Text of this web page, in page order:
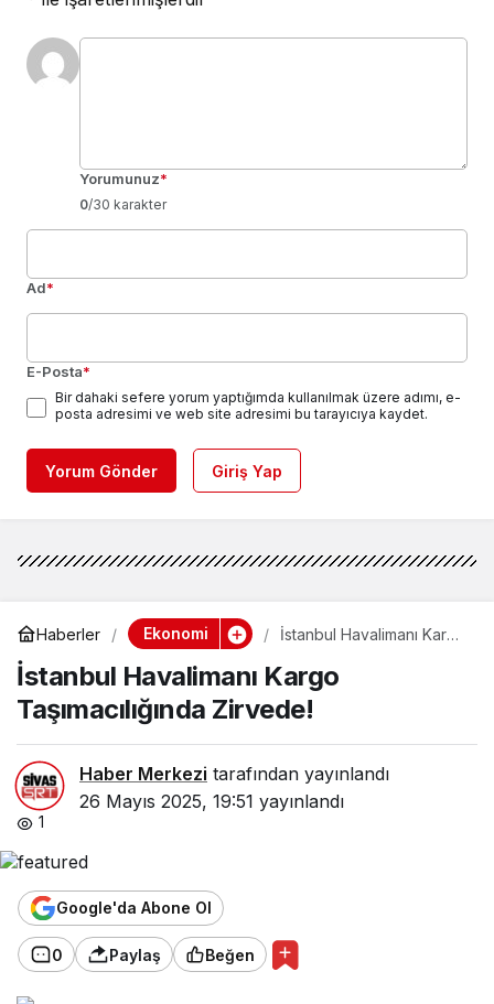
Yorumunuz*
0/30 karakter
Ad*
E-Posta*
Bir dahaki sefere yorum yaptığımda kullanılmak üzere adımı, e-
posta adresimi ve web site adresimi bu tarayıcıya kaydet.
Yorum Gönder Giriş Yap
Haberler Ekonomi
İstanbul Havalimanı Kargo
İstanbul Havalimanı Kargo
Taşımacılığında Zirvede!
Haber Merkezi tarafından yayınlandı
26 Mayıs 2025, 19:51 yayınlandı
1
Google'da Abone Ol
0 Paylaş Beğen